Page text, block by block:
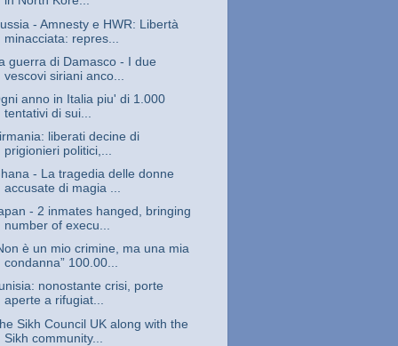
- Amnesty e HWR: Libertà
minacciata: repres...
guerra di Damasco - I due
vescovi siriani anco...
anno in Italia piu' di 1.000
tentativi di sui...
liberati decine di
prigionieri politici,...
- La tragedia delle donne
accusate di magia ...
- 2 inmates hanged, bringing
number of execu...
è un mio crimine, ma una mia
condanna” 100.00...
nonostante crisi, porte
aperte a rifugiat...
Sikh Council UK along with the
Sikh community...